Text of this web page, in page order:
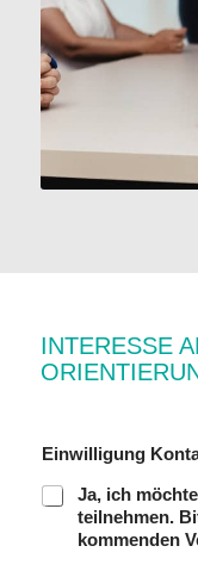
INTERESSE
Einwilligung
Ja, ich
teilnehmen.
kommenden